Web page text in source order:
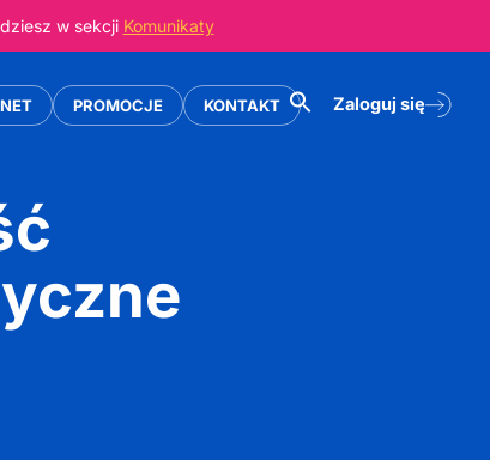
w sekcji Komunikaty
PROMOCJE KONTAKT Zaloguj się